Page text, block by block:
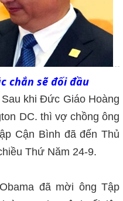
chắn sẽ đối đầu
khi Đức Giáo Hoàng
DC. thì vợ chồng ông
Cận Bình đã đến Thủ
Thứ Năm 24-9.
đã mời ông Tập